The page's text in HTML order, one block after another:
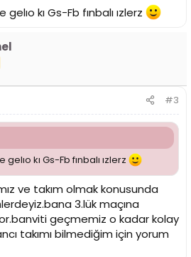
kı Gs-Fb fınbalı ızlerz
#3
kı Gs-Fb fınbalı ızlerz
ve takım olmak konusunda
3.lük maçına
geçmemiz o kadar kolay
takımı bilmediğim için yorum